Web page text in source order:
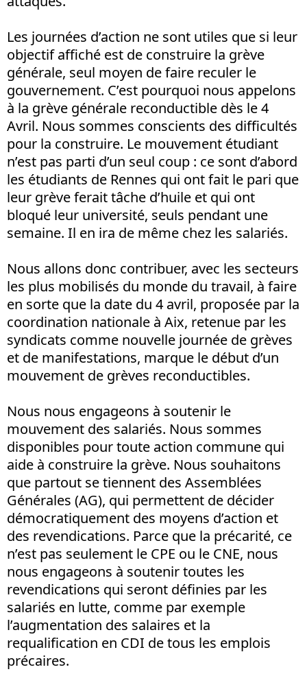
Les journées d’action ne sont utiles que si leur
objectif affiché est de construire la grève
générale, seul moyen de faire reculer le
gouvernement. C’est pourquoi nous appelons
à la grève générale reconductible dès le 4
Avril. Nous sommes conscients des difficultés
pour la construire. Le mouvement étudiant
n’est pas parti d’un seul coup : ce sont d’abord
les étudiants de Rennes qui ont fait le pari que
leur grève ferait tâche d’huile et qui ont
bloqué leur université, seuls pendant une
semaine. Il en ira de même chez les salariés.
Nous allons donc contribuer, avec les secteurs
les plus mobilisés du monde du travail, à faire
en sorte que la date du 4 avril, proposée par la
coordination nationale à Aix, retenue par les
syndicats comme nouvelle journée de grèves
et de manifestations, marque le début d’un
mouvement de grèves reconductibles.
Nous nous engageons à soutenir le
mouvement des salariés. Nous sommes
disponibles pour toute action commune qui
aide à construire la grève. Nous souhaitons
que partout se tiennent des Assemblées
Générales (AG), qui permettent de décider
démocratiquement des moyens d’action et
des revendications. Parce que la précarité, ce
n’est pas seulement le CPE ou le CNE, nous
nous engageons à soutenir toutes les
revendications qui seront définies par les
salariés en lutte, comme par exemple
l’augmentation des salaires et la
requalification en CDI de tous les emplois
précaires.